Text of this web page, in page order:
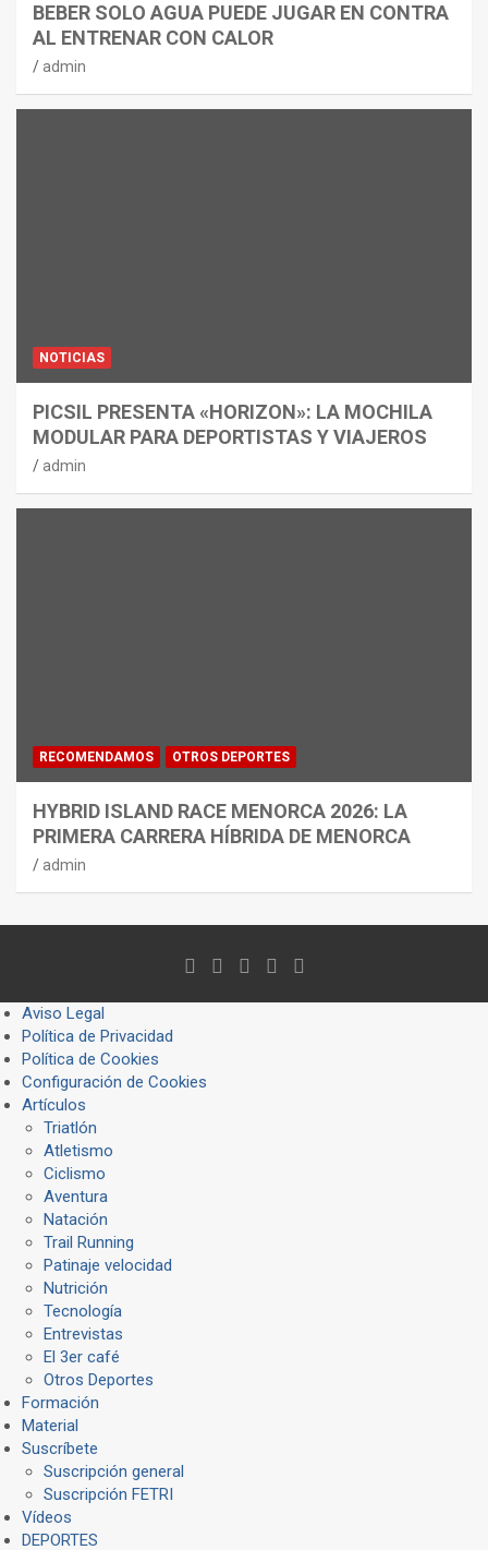
BEBER SOLO AGUA PUEDE JUGAR EN CONTRA
AL ENTRENAR CON CALOR
admin
NOTICIAS
PICSIL PRESENTA «HORIZON»: LA MOCHILA
MODULAR PARA DEPORTISTAS Y VIAJEROS
admin
RECOMENDAMOS OTROS DEPORTES
HYBRID ISLAND RACE MENORCA 2026: LA
PRIMERA CARRERA HÍBRIDA DE MENORCA
admin
Aviso Legal
Política de Privacidad
Política de Cookies
Configuración de Cookies
Artículos
Triatlón
Atletismo
Ciclismo
Aventura
Natación
Trail Running
Patinaje velocidad
Nutrición
Tecnología
Entrevistas
El 3er café
Otros Deportes
Formación
Material
Suscríbete
Suscripción general
Suscripción FETRI
Vídeos
DEPORTES